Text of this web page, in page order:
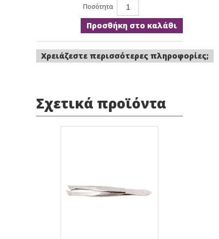
Ποσότητα
Προσθήκη στο καλάθι
Χρειάζεστε περισσότερες πληροφορίες;
Σχετικά προϊόντα